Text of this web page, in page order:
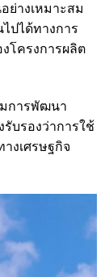
ย่างเหมาะสม
ปได้ทางการ
โครงการผลิต
มการพัฒนา
บรองว่าการใช้
งเศรษฐกิจ